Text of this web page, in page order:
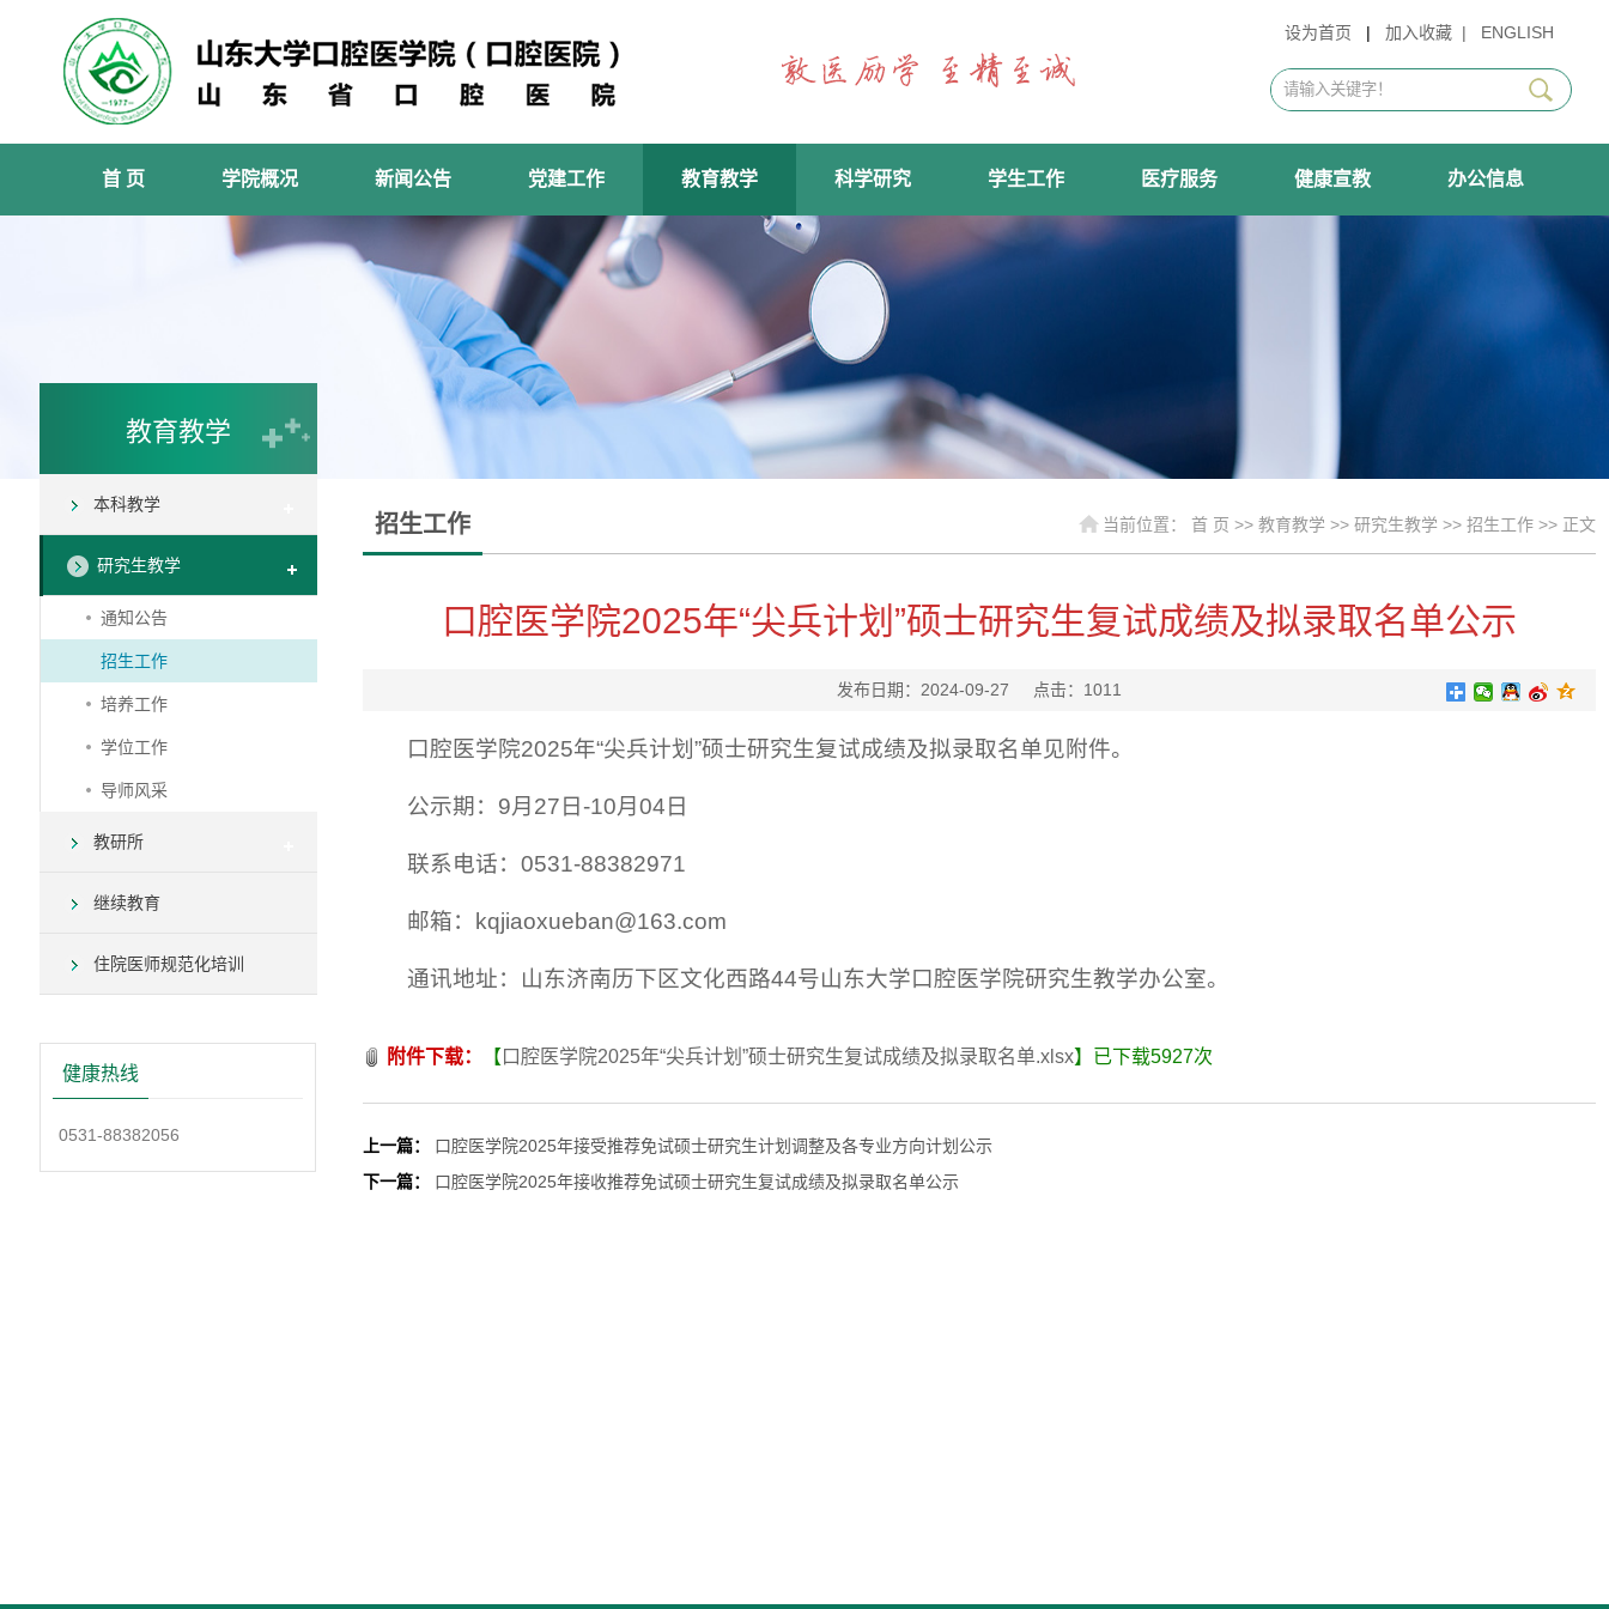
设为首页 | 加入收藏 | ENGLISH
首 页 学院概况 新闻公告 党建工作 教育教学 科学研究 学生工作 医疗服务 健康宣教 办公信息
教育教学
本科教学
研究生教学
通知公告
招生工作
培养工作
学位工作
导师风采
教研所
继续教育
住院医师规范化培训
健康热线
0531-88382056
招生工作 当前位置： 首 页 >> 教育教学 >> 研究生教学 >> 招生工作 >> 正文
口腔医学院2025年“尖兵计划”硕士研究生复试成绩及拟录取名单公示
发布日期：2024-09-27 点击： 1011
口腔医学院2025年“尖兵计划”硕士研究生复试成绩及拟录取名单见附件。
公示期：9月27日-10月04日
联系电话：0531-88382971
邮箱：kqjiaoxueban@163.com
通讯地址：山东济南历下区文化西路44号山东大学口腔医学院研究生教学办公室。
附件下载： 【 口腔医学院2025年“尖兵计划”硕士研究生复试成绩及拟录取名单.xlsx】已下载5927次
上一篇：
口腔医学院2025年接受推荐免试硕士研究生计划调整及各专业方向计划公示
下一篇：
口腔医学院2025年接收推荐免试硕士研究生复试成绩及拟录取名单公示